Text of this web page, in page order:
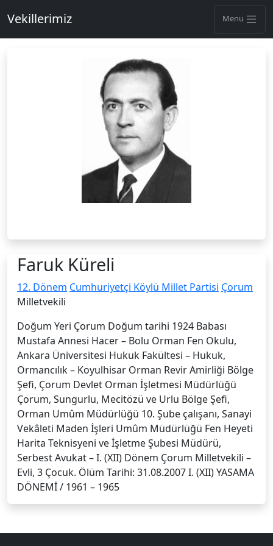
Vekillerimiz Menu
Faruk Küreli
12. Dönem Cumhuriyetçi Köylü Millet Partisi Çorum
Milletvekili
Doğum Yeri Çorum Doğum tarihi 1924 Babası
Mustafa Annesi Hacer – Bolu Orman Fen Okulu,
Ankara Üniversitesi Hukuk Fakültesi – Hukuk,
Ormancılık – Koyulhisar Orman Revir Amirliği Bölge
Şefi, Çorum Devlet Orman İşletmesi Müdürlüğü
Çorum, Sungurlu, Mecitözü ve Urlu Bölge Şefi,
Orman Umûm Müdürlüğü 10. Şube çalışanı, Sanayi
Vekâleti Maden İşleri Umûm Müdürlüğü Fen Heyeti
Harita Teknisyeni ve İşletme Şubesi Müdürü,
Serbest Avukat – I. (XII) Dönem Çorum Milletvekili –
Evli, 3 Çocuk. Ölüm Tarihi: 31.08.2007 I. (XII) YASAMA
DÖNEMİ / 1961 – 1965